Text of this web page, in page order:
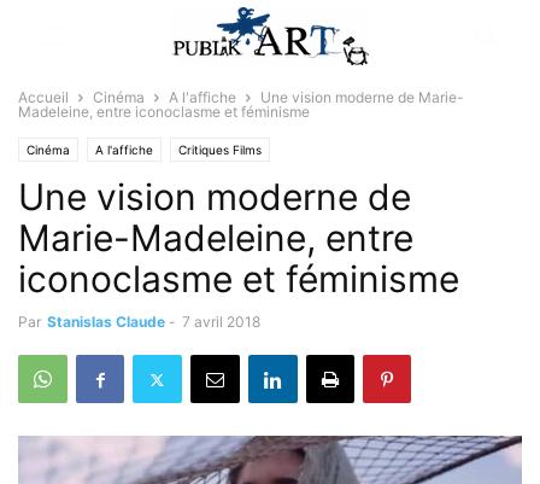
Accueil Cinéma A l'affiche
Une vision moderne de Marie-
Madeleine, entre iconoclasme et féminisme
Cinéma A l'affiche Critiques Films
Une vision moderne de
Marie-Madeleine, entre
iconoclasme et féminisme
Par Stanislas Claude - 7 avril 2018